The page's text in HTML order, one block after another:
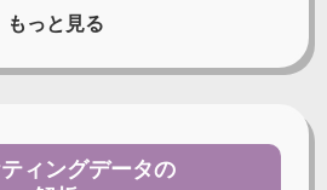
もっと見る
ィングデータの